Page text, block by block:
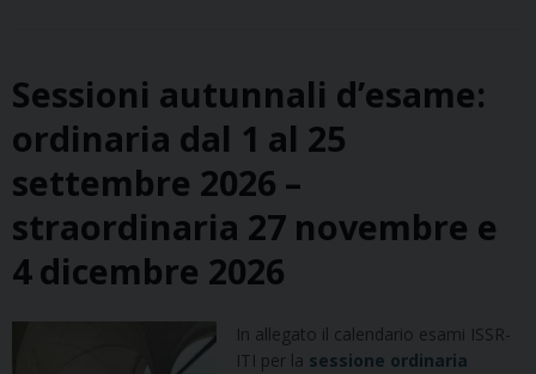
Sessioni autunnali d’esame:
ordinaria dal 1 al 25
settembre 2026 –
straordinaria 27 novembre e
4 dicembre 2026
In allegato il calendario esami ISSR-
ITI per la sessione ordinaria